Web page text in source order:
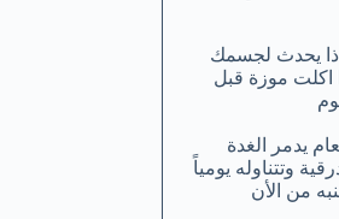
يحدث لجسمك
اكلت موزة قبل
يدمر الغدة
وتتناوله يومياً
من الأن